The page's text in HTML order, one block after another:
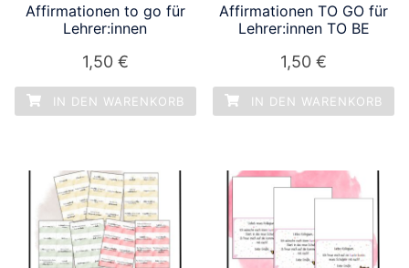
Affirmationen to go für
Lehrer:innen
1,50 €
IN DEN WARENKORB
Affirmationen TO GO für
Lehrer:innen TO BE
1,50€
IN DEN WARENKORB